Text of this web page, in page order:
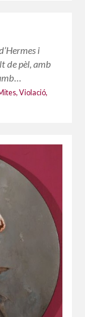
i
de pèl, amb
, Violació,